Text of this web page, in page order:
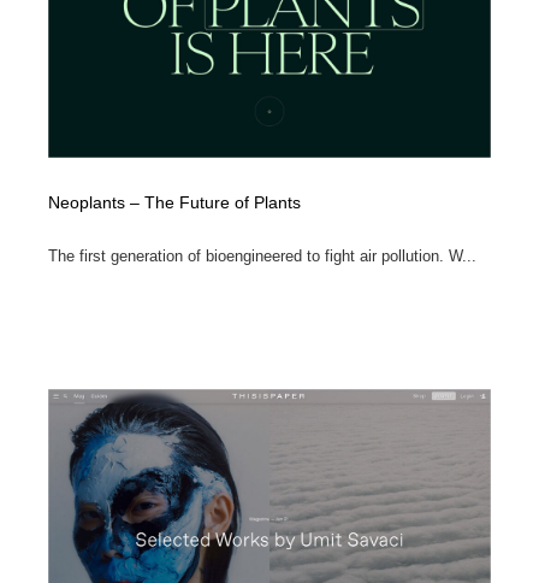
Neoplants – The Future of Plants
The first generation of bioengineered to fight air pollution. W...